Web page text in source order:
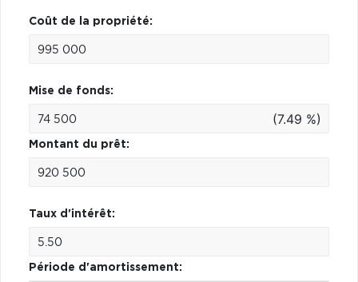
Coût de la propriété:
Mise de fonds:
(7.49 %)
Montant du prêt:
Taux d'intérêt:
Période d'amortissement: